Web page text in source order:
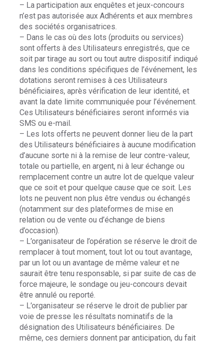
– La participation aux enquêtes et jeux-concours
n’est pas autorisée aux Adhérents et aux membres
des sociétés organisatrices.
– Dans le cas où des lots (produits ou services)
sont offerts à des Utilisateurs enregistrés, que ce
soit par tirage au sort ou tout autre dispositif indiqué
dans les conditions spécifiques de l’événement, les
dotations seront remises à ces Utilisateurs
bénéficiaires, après vérification de leur identité, et
avant la date limite communiquée pour l’événement.
Ces Utilisateurs bénéficiaires seront informés via
SMS ou e-mail.
– Les lots offerts ne peuvent donner lieu de la part
des Utilisateurs bénéficiaires à aucune modification
d’aucune sorte ni à la remise de leur contre-valeur,
totale ou partielle, en argent, ni à leur échange ou
remplacement contre un autre lot de quelque valeur
que ce soit et pour quelque cause que ce soit. Les
lots ne peuvent non plus être vendus ou échangés
(notamment sur des plateformes de mise en
relation ou de vente ou d’échange de biens
d’occasion).
– L’organisateur de l’opération se réserve le droit de
remplacer à tout moment, tout lot ou tout avantage,
par un lot ou un avantage de même valeur et ne
saurait être tenu responsable, si par suite de cas de
force majeure, le sondage ou jeu-concours devait
être annulé ou reporté.
– L’organisateur se réserve le droit de publier par
voie de presse les résultats nominatifs de la
désignation des Utilisateurs bénéficiaires. De
même, ces derniers donnent par anticipation, du fait